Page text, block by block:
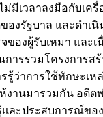
เวลาลงมือกับเ
ฐบาล และดำเ
องผู้รับเหมา แล
รรวมโครงการส
าการใช้ทักษะเ
งานมารวมกัน
ประสบการณ์ของ